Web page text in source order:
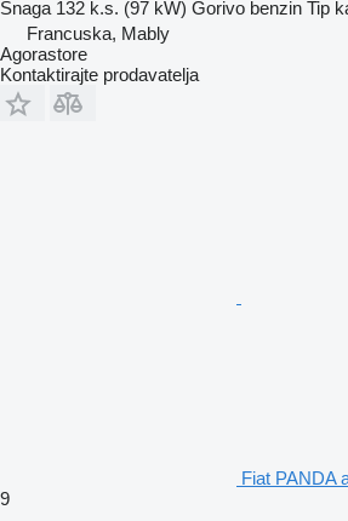
Snaga 132 k.s. (97 kW) Gorivo benzin Tip
Francuska, Mably
Agorastore
Kontaktirajte prodavatelja
Fiat PANDA
9